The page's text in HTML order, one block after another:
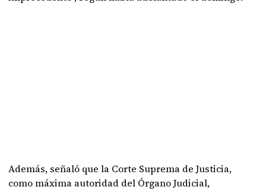
Además, señaló que la Corte Suprema de Justicia,
como máxima autoridad del Órgano Judicial,